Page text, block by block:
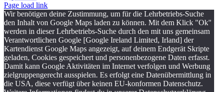
Page load link
Wir benötigen deine Zustimmung, um für die Lehrbetriebs-Suche
den Inhalt von Google Maps laden zu können. Mit dem Klick "Ok"
werden in dieser Lehrbetriebs-Suche durch den mit uns gemeinsam
Verantwortlichen Google [Google Ireland Limited, Irland] der
Kartendienst Google Maps angezeigt, auf deinem Endgerät Skripte
geladen, Cookies gespeichert und personenbezogene Daten erfasst.
Damit kann Google Aktivitäten im Internet verfolgen und Werbung
zielgruppengerecht ausspielen. Es erfolgt eine Datenübermittlung in
die USA, diese verfügt über keinen EU-konformen Datenschutz.